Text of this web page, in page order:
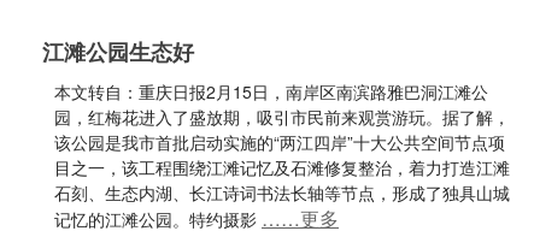
江滩公园生态好
本文转自：重庆日报2月15日，南岸区南滨路雅巴洞江滩公
园，红梅花进入了盛放期，吸引市民前来观赏游玩。据了解，
该公园是我市首批启动实施的“两江四岸”十大公共空间节点项
目之一，该工程围绕江滩记忆及石滩修复整治，着力打造江滩
石刻、生态内湖、长江诗词书法长轴等节点，形成了独具山城
记忆的江滩公园。特约摄影 ……更多